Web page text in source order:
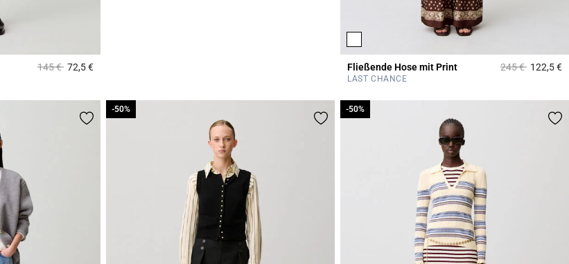
Price reduced from
145 €to72,5 €3,9 out of 5 Customer Rating Fließende Hose mit Print Price reduced
245 €to122,5 €
LAST CHANCE
-50%
-50% -50%
-50%